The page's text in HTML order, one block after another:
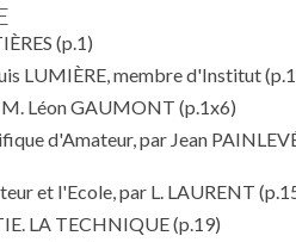
(p.1)
LUMIÈRE, membre d'Institut
Léon GAUMONT (p.1x6)
d'Amateur, par Jean
et l'Ecole, par L. LAURENT
LA TECHNIQUE(p.19)